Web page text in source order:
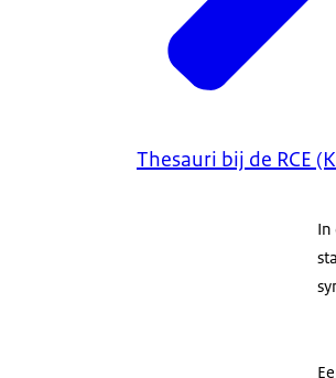
Thesauri bij de RCE
In